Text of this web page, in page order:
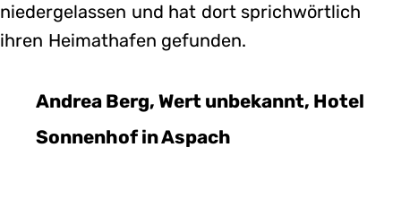
niedergelassen und hat dort sprichwörtlich
ihren Heimathafen gefunden.
Andrea Berg, Wert unbekannt, Hotel
Sonnenhof in Aspach